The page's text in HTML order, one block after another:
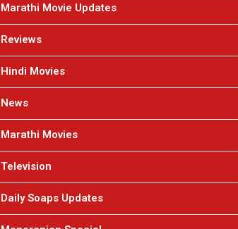
Marathi Movie Updates
Reviews
Hindi Movies
News
Marathi Movies
Television
Daily Soaps Updates